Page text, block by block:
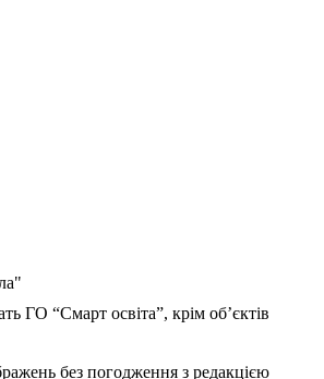
ГО “Смарт освіта”, крім об’єктів
без погодження з редакцією